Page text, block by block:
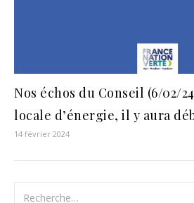
Nos échos du Conseil (6/02/
locale d’énergie, il y aura
14 février 2024